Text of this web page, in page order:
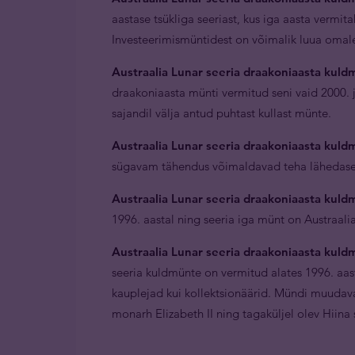
aastase tsükliga seeriast, kus iga aasta
Investeerimismüntidest on võimalik luua
Austraalia Lunar seeria draakoniaasta
draakoniaasta münti vermitud seni vaid
sajandil välja antud puhtast kullast münte.
Austraalia Lunar seeria draakoniaasta
sügavam tähendus võimaldavad teha
Austraalia Lunar seeria draakoniaasta
1996. aastal ning seeria iga münt on
Austraalia Lunar seeria draakoniaasta
seeria kuldmünte on vermitud alates 1996.
kauplejad kui kollektsionäärid. Mündi
monarh Elizabeth II ning tagaküljel olev Hiina